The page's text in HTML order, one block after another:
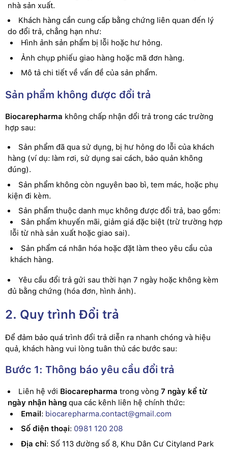
nhà sản xuất.
Khách hàng cần cung cấp bằng chứng liên quan đến lý
do đổi trả, chẳng hạn như:
Hình ảnh sản phẩm bị lỗi hoặc hư hỏng.
Ảnh chụp phiếu giao hàng hoặc mã đơn hàng.
Mô tả chi tiết về vấn đề của sản phẩm.
Sản phẩm không được đổi trả
Biocarepharma không chấp nhận đổi trả trong các trường
hợp sau:
Sản phẩm đã qua sử dụng, bị hư hỏng do lỗi của khách
hàng (ví dụ: làm rơi, sử dụng sai cách, bảo quản không
đúng).
Sản phẩm không còn nguyên bao bì, tem mác, hoặc phụ
kiện đi kèm.
Sản phẩm thuộc danh mục không được đổi trả, bao gồm:
Sản phẩm khuyến mãi, giảm giá đặc biệt (trừ trường hợp
lỗi từ nhà sản xuất hoặc giao sai).
Sản phẩm cá nhân hóa hoặc đặt làm theo yêu cầu của
khách hàng.
Yêu cầu đổi trả gửi sau thời hạn 7 ngày hoặc không kèm
đủ bằng chứng (hóa đơn, hình ảnh).
2. Quy trình Đổi trả
Để đảm bảo quá trình đổi trả diễn ra nhanh chóng và hiệu
quả, khách hàng vui lòng tuân thủ các bước sau:
Bước 1: Thông báo yêu cầu đổi trả
Liên hệ với Biocarepharma trong vòng 7 ngày kể từ
ngày nhận hàng qua các kênh liên hệ chính thức:
Email: biocarepharma.contact@gmail.com
Số điện thoại: 0981 120 208
Địa chỉ: Số 113 đường số 8, Khu Dân Cư Cityland Park